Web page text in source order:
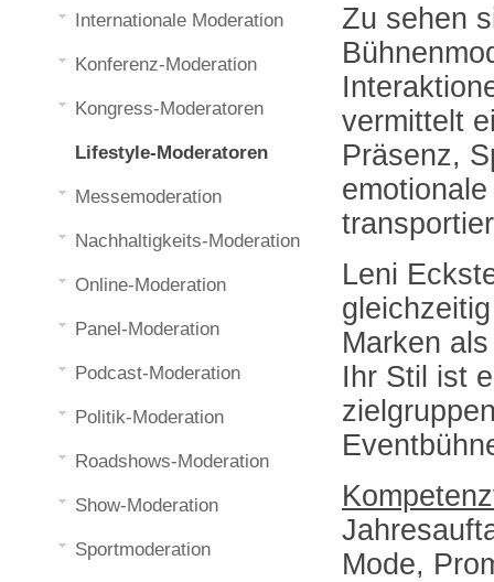
Zu sehen
vermittelt
Präsenz,
Leni
Marken
Ihr Stil ist
Mode,
Internationale Moderation
Konferenz-Moderation
Kongress-Moderatoren
Lifestyle-Moderatoren
Messemoderation
Nachhaltigkeits-Moderation
Online-Moderation
Panel-Moderation
Podcast-Moderation
Politik-Moderation
Roadshows-Moderation
Show-Moderation
Sportmoderation